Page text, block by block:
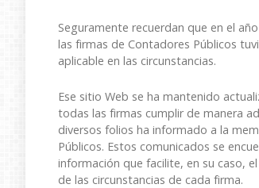
Seguramente recuerdan que en el
las firmas de Contadores Públicos
aplicable en las circunstancias.
Ese sitio Web se ha mantenido
todas las firmas cumplir de manera
diversos folios ha informado a la
Públicos. Estos comunicados se
información que facilite, en su caso,
de las circunstancias de cada firma.